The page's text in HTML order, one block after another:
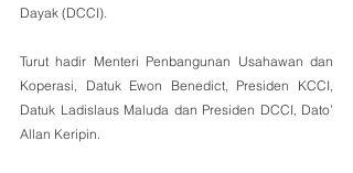
Dayak (DCCI).
Turut hadir Menteri Penbangunan Usahawan dan
Koperasi, Datuk Ewon Benedict, Presiden KCCI,
Datuk Ladislaus Maluda dan Presiden DCCI, Dato’
Allan Keripin.